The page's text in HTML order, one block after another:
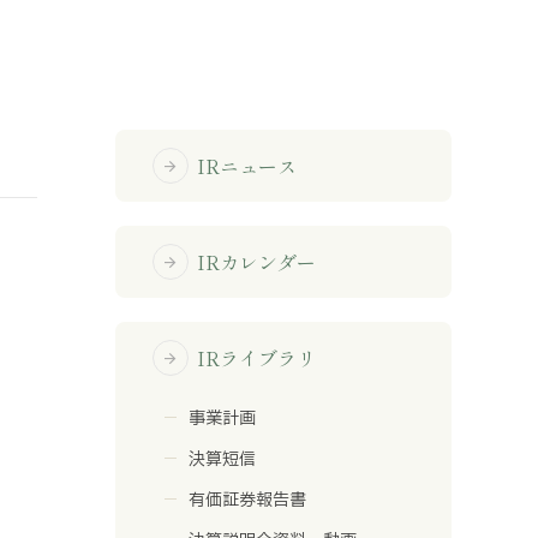
arrow_forward IRニュース
arrow_forward IRカレンダー
arrow_forward IRライブラリ
事業計画
決算短信
有価証券報告書